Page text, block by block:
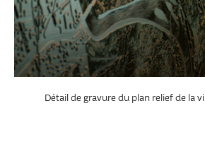
Détail de gravure du plan relief de la